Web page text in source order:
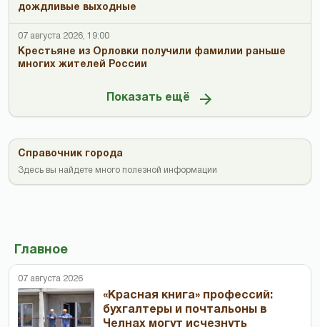
дождливые выходные
07 августа 2026, 19:00
Крестьяне из Орловки получили фамилии раньше
многих жителей России
Показать ещё
Справочник города
Здесь вы найдете много полезной информации
Главное
07 августа 2026
«Красная книга» профессий:
бухгалтеры и почтальоны в
Челнах могут исчезнуть